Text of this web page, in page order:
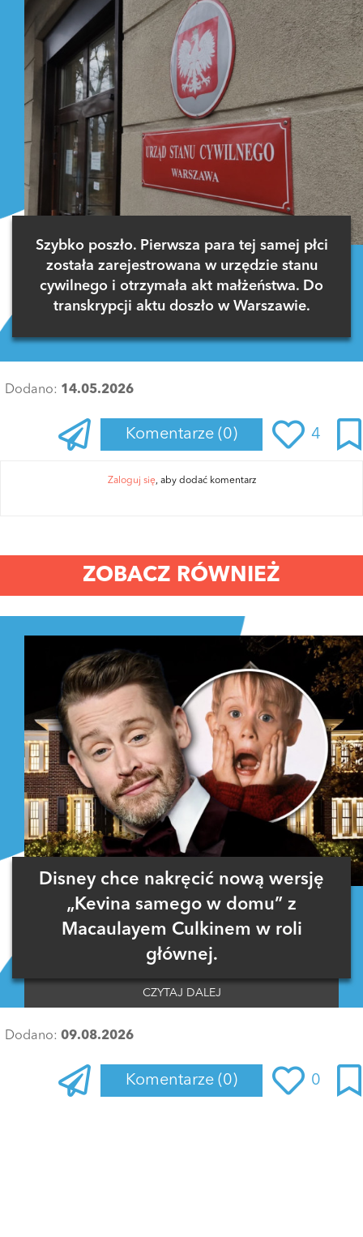
Szybko poszło. Pierwsza para tej samej płci
została zarejestrowana w urzędzie stanu
cywilnego i otrzymała akt małżeństwa. Do
transkrypcji aktu doszło w Warszawie.
Dodano: 14.05.2026
Komentarze (0) 4
Zaloguj się, aby dodać komentarz
ZOBACZ RÓWNIEŻ
Disney chce nakręcić nową wersję
„Kevina samego w domu” z
Macaulayem Culkinem w roli
głównej.
CZYTAJ DALEJ
Dodano: 09.08.2026
Komentarze (0) 0